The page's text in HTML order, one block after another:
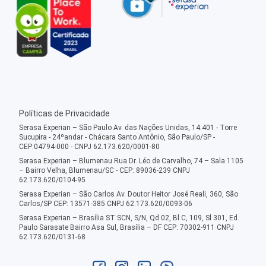
Políticas de Privacidade
Serasa Experian – São Paulo Av. das Nações Unidas, 14.401 - Torre
Sucupira - 24ºandar - Chácara Santo Antônio, São Paulo/SP -
CEP:04794-000 - CNPJ 62.173.620/0001-80
Serasa Experian – Blumenau Rua Dr. Léo de Carvalho, 74 – Sala 1105
– Bairro Velha, Blumenau/SC - CEP: 89036-239 CNPJ
62.173.620/0104-95
Serasa Experian – São Carlos Av. Doutor Heitor José Reali, 360, São
Carlos/SP CEP: 13571-385 CNPJ 62.173.620/0093-06
Serasa Experian – Brasília ST SCN, S/N, Qd 02, Bl C, 109, Sl 301, Ed.
Paulo Sarasate Bairro Asa Sul, Brasília – DF CEP: 70302-911 CNPJ
62.173.620/0131-68